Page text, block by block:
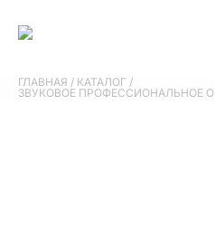
ГЛАВНАЯ / КАТАЛОГ /
ЗВУКОВОЕ ПРОФЕССИОНАЛЬНОЕ